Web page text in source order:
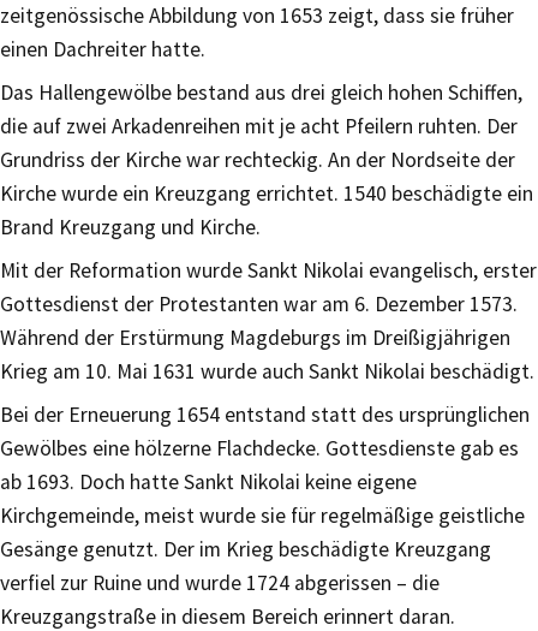
zeitgenössische Abbildung von 1653 zeigt, dass sie früher
einen Dachreiter hatte.
Das Hallengewölbe bestand aus drei gleich hohen Schiffen,
die auf zwei Arkadenreihen mit je acht Pfeilern ruhten. Der
Grundriss der Kirche war rechteckig. An der Nordseite der
Kirche wurde ein Kreuzgang errichtet. 1540 beschädigte ein
Brand Kreuzgang und Kirche.
Mit der Reformation wurde Sankt Nikolai evangelisch, erster
Gottesdienst der Protestanten war am 6. Dezember 1573.
Während der Erstürmung Magdeburgs im Dreißigjährigen
Krieg am 10. Mai 1631 wurde auch Sankt Nikolai beschädigt.
Bei der Erneuerung 1654 entstand statt des ursprünglichen
Gewölbes eine hölzerne Flachdecke. Gottesdienste gab es
ab 1693. Doch hatte Sankt Nikolai keine eigene
Kirchgemeinde, meist wurde sie für regelmäßige geistliche
Gesänge genutzt. Der im Krieg beschädigte Kreuzgang
verfiel zur Ruine und wurde 1724 abgerissen – die
Kreuzgangstraße in diesem Bereich erinnert daran.